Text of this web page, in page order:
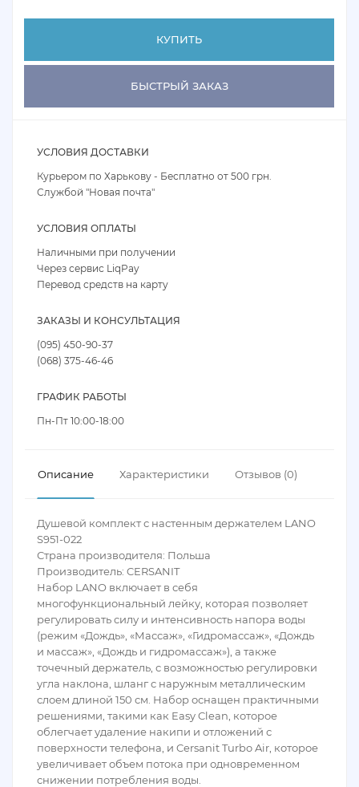
КУПИТЬ
БЫСТРЫЙ ЗАКАЗ
УСЛОВИЯ ДОСТАВКИ
Курьером по Харькову - Бесплатно от 500 грн.
Службой "Новая почта"
УСЛОВИЯ ОПЛАТЫ
Наличными при получении
Через сервис LiqPay
Перевод средств на карту
ЗАКАЗЫ И КОНСУЛЬТАЦИЯ
(095) 450-90-37
(068) 375-46-46
ГРАФИК РАБОТЫ
Пн-Пт 10:00-18:00
Описание Характеристики Отзывов (0)
Душевой комплект с настенным держателем LANO
S951-022
Страна производителя: Польша
Производитель: CERSANIT
Набор LANO включает в себя
многофункциональный лейку, которая позволяет
регулировать силу и интенсивность напора воды
(режим «Дождь», «Массаж», «Гидромассаж», «Дождь
и массаж», «Дождь и гидромассаж»), а также
точечный держатель, с возможностью регулировки
угла наклона, шланг с наружным металлическим
слоем длиной 150 см. Набор оснащен практичными
решениями, такими как Easy Clean, которое
облегчает удаление накипи и отложений с
поверхности телефона, и Cersanit Turbo Air, которое
увеличивает объем потока при одновременном
снижении потребления воды.